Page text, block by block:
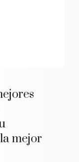
mejor